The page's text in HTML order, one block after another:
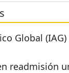
Global
readmisión